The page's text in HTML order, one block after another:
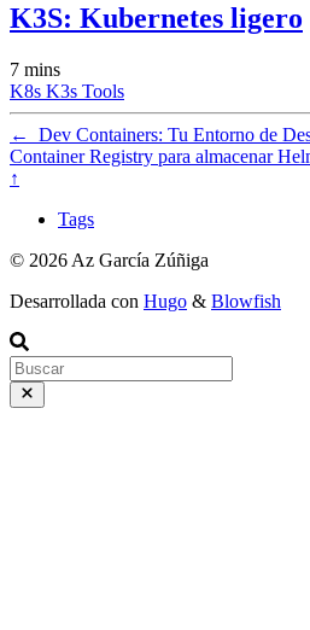
K3S: Kubernetes ligero
7 mins
K8s K3s Tools
← Dev Containers: Tu Entorno de
Container Registry para almacenar
↑
Tags
© 2026 Az García Zúñiga
Desarrollada con Hugo & Blowfish